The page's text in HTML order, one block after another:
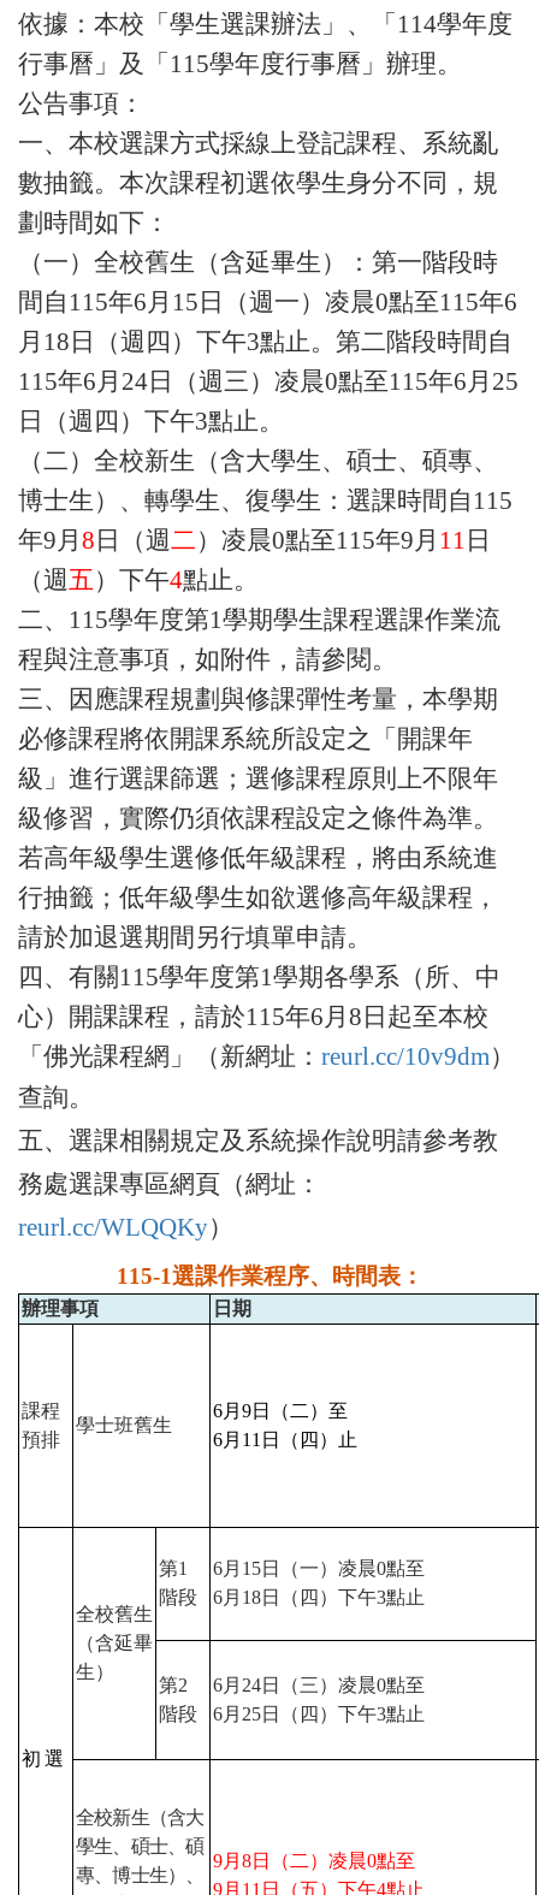
依據：本校「學生選課辦法」、「 114學年度
行事曆」及「 115學年度行事曆」辦理。
公告事項：
一、本校選課方式採線上登記課程、系統亂
數抽籤。本次課程初選依學生身分不同，規
劃時間如下：
（一）全校舊生（含延畢生）：第一階段時
間自 115年6月 15 日（週一）凌晨0點至115年6
月 18 日（週四）下午3點止。第二階段時間自
115年6月 24日（週三）凌晨0點至115年6月 25
日（週四）下午3點止。
（二）全校新生（含大學生、碩士、碩專、
博士生）、轉學生、復學生：選課時間自 115
年9月 8 日（週二）凌晨0點至115年9月 11 日
（週五）下午4點止。
二、 115學年度第1學期學生課程選課作業流
程與注意事項，如附件，請參閱。
三、因應課程規劃與修課彈性考量，本學期
必修課程將依開課系統所設定之「開課年
級」進行選課篩選；選修課程原則上不限年
級修習，實際仍須依課程設定之條件為準。
若高年級學生選修低年級課程，將由系統進
行抽籤；低年級學生如欲選修高年級課程，
請於加退選期間另行填單申請。
四、有關115學年度第1學期各學系（所、中
心）開課課程，請於115年6月 8 日起至本校
「佛光課程網」（新網址： reurl.cc/10v9dm）
查詢。
五、選課相關規定及系統操作說明請參考教
務處選課專區網頁（網址：
reurl.cc/WLQQKy）
115-1選課作業程序、時間表：
辦理事項 日期
課程
預排
學士班舊生
6月 9日（二）至
6月 11 日（四）止
初選
全校舊生
（含延畢
生）
第1
階段
6月 15日（一）凌晨0點至
6月 18日（四）下午3點止
第2
階段
6月 24日（三）凌晨0點至
6月 25日（四）下午3點止
全校新生（含大
學生、碩士、碩
專、博士生）、
9月 8日（二）凌晨0點至
9月 11 日（五）下午4點止